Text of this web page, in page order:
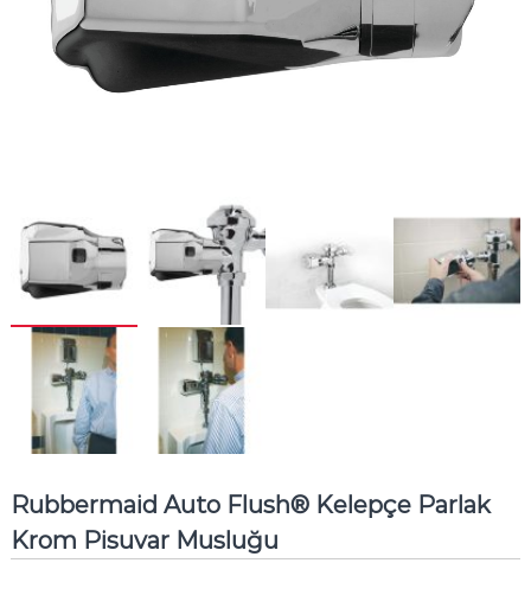
Rubbermaid Auto Flush® Kelepçe Parlak
Krom Pisuvar Musluğu